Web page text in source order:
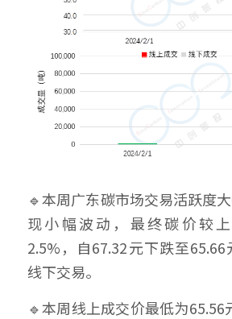
🔹本周广东碳市场交易活跃度
现小幅波动，最终碳价较
2.5%，自67.32元下跌至
线下交易。
🔹本周线上成交价最低为65.56